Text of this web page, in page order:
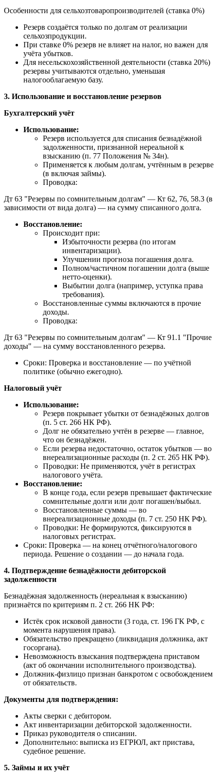
Особенности для сельхозтоваропроизводителей (ставка 0%)
Резерв создаётся только по долгам от реализации
сельхозпродукции.
При ставке 0% резерв не влияет на налог, но важен для
учёта убытков.
Для несельскохозяйственной деятельности (ставка 20%)
резервы учитываются отдельно, уменьшая
налогооблагаемую базу.
3. Использование и восстановление резервов
Бухгалтерский учёт
Использование:
Резерв используется для списания безнадёжной
задолженности, признанной нереальной к
взысканию (п. 77 Положения № 34н).
Применяется к любым долгам, учтённым в резерве
(в включая займы).
Проводка:
Дт 63 "Резервы по сомнительным долгам" — Кт 62, 76, 58.3 (в
зависимости от вида долга) — на сумму списанного долга.
Восстановление:
Происходит при:
Избыточности резерва (по итогам
инвентаризации).
Улучшении прогноза погашения долга.
Полном/частичном погашении долга (выше
нетто-оценки).
Выбытии долга (например, уступка права
требования).
Восстановленные суммы включаются в прочие
доходы.
Проводка:
Дт 63 "Резервы по сомнительным долгам" — Кт 91.1 "Прочие
доходы" — на сумму восстановленного резерва.
Сроки: Проверка и восстановление — по учётной
политике (обычно ежегодно).
Налоговый учёт
Использование:
Резерв покрывает убытки от безнадёжных долгов
(п. 5 ст. 266 НК РФ).
Долг не обязательно учтён в резерве — главное,
что он безнадёжен.
Если резерва недостаточно, остаток убытков — во
внереализационные расходы (п. 2 ст. 265 НК РФ).
Проводки: Не применяются, учёт в регистрах
налогового учёта.
Восстановление:
В конце года, если резерв превышает фактические
сомнительные долги или долг погашен/выбыл.
Восстановленные суммы — во
внереализационные доходы (п. 7 ст. 250 НК РФ).
Проводки: Не формируются, фиксируются в
налоговых регистрах.
Сроки: Проверка — на конец отчётного/налогового
периода. Решение о создании — до начала года.
4. Подтверждение безнадёжности дебиторской
задолженности
Безнадёжная задолженность (нереальная к взысканию)
признаётся по критериям п. 2 ст. 266 НК РФ:
Истёк срок исковой давности (3 года, ст. 196 ГК РФ, с
момента нарушения права).
Обязательство прекращено (ликвидация должника, акт
госоргана).
Невозможность взыскания подтверждена приставом
(акт об окончании исполнительного производства).
Должник-физлицо признан банкротом с освобождением
от обязательств.
Документы для подтверждения:
Акты сверки с дебитором.
Акт инвентаризации дебиторской задолженности.
Приказ руководителя о списании.
Дополнительно: выписка из ЕГРЮЛ, акт пристава,
судебное решение.
5. Займы и их учёт